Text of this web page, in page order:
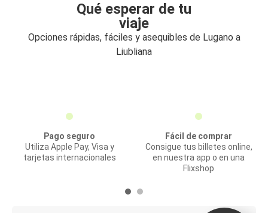
Qué esperar de tu
viaje
Opciones rápidas, fáciles y asequibles de Lugano a
Liubliana
Pago seguro
Utiliza Apple Pay, Visa y
tarjetas internacionales
Fácil de comprar
Consigue tus billetes online,
en nuestra app o en una
Flixshop